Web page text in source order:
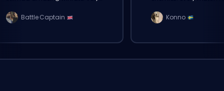
Battle Captain
Konno